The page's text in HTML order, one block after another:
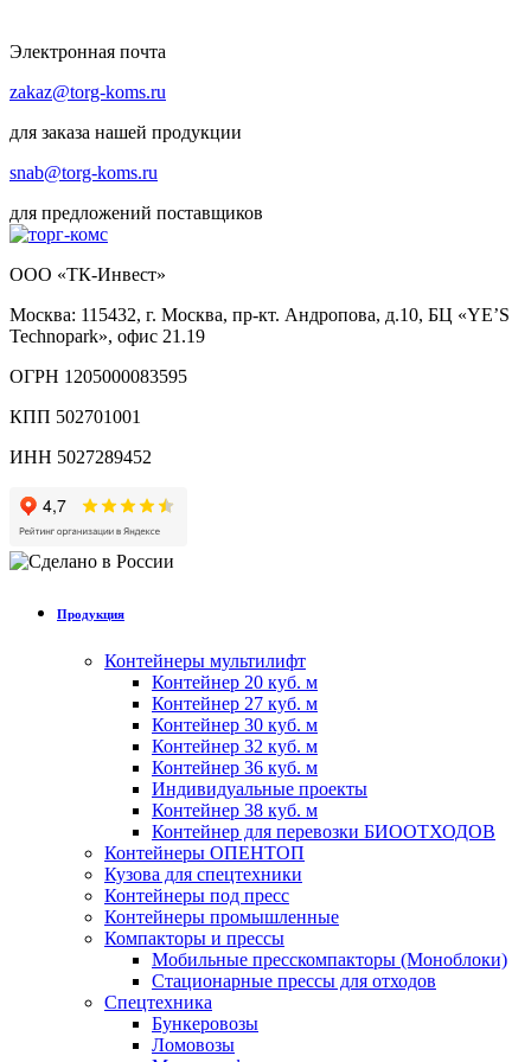
Электронная почта
zakaz@torg-koms.ru
для заказа нашей продукции
snab@torg-koms.ru
для предложений поставщиков
ООО «ТК-Инвест»
Москва: 115432, г. Москва, пр-кт. Андропова, д.10, БЦ «YE’S
Technopark», офис 21.19
ОГРН 1205000083595
КПП 502701001
ИНН 5027289452
Продукция
Контейнеры мультилифт
Контейнер 20 куб. м
Контейнер 27 куб. м
Контейнер 30 куб. м
Контейнер 32 куб. м
Контейнер 36 куб. м
Индивидуальные проекты
Контейнер 38 куб. м
Контейнер для перевозки БИООТХОДОВ
Контейнеры ОПЕНТОП
Кузова для спецтехники
Контейнеры под пресс
Контейнеры промышленные
Компакторы и прессы
Мобильные пресскомпакторы (Моноблоки)
Стационарные прессы для отходов
Спецтехника
Бункеровозы
Ломовозы